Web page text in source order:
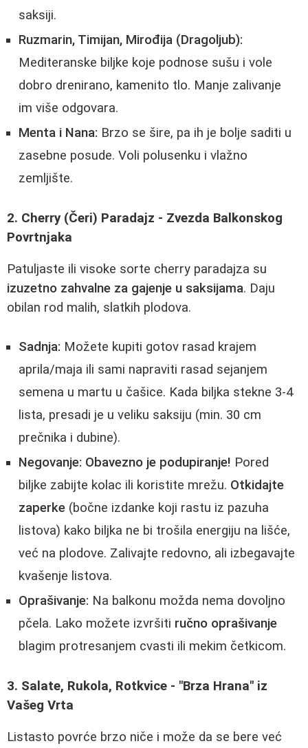
saksiji.
Ruzmarin, Timijan, Mirođija (Dragoljub):
Mediteranske biljke koje podnose sušu i vole
dobro drenirano, kamenito tlo. Manje zalivanje
im više odgovara.
Menta i Nana: Brzo se šire, pa ih je bolje saditi u
zasebne posude. Voli polusenku i vlažno
zemljište.
2. Cherry (Čeri) Paradajz - Zvezda Balkonskog
Povrtnjaka
Patuljaste ili visoke sorte cherry paradajza su
izuzetno zahvalne za gajenje u saksijama. Daju
obilan rod malih, slatkih plodova.
Sadnja: Možete kupiti gotov rasad krajem
aprila/maja ili sami napraviti rasad sejanjem
semena u martu u čašice. Kada biljka stekne 3-4
lista, presadi je u veliku saksiju (min. 30 cm
prečnika i dubine).
Negovanje: Obavezno je podupiranje! Pored
biljke zabijte kolac ili koristite mrežu. Otkidajte
zaperke (bočne izdanke koji rastu iz pazuha
listova) kako biljka ne bi trošila energiju na lišće,
već na plodove. Zalivajte redovno, ali izbegavajte
kvašenje listova.
Oprašivanje: Na balkonu možda nema dovoljno
pčela. Lako možete izvršiti ručno oprašivanje
blagim protresanjem cvasti ili mekim četkicom.
3. Salate, Rukola, Rotkvice - "Brza Hrana" iz
Vašeg Vrta
Listasto povrće brzo niče i može da se bere već